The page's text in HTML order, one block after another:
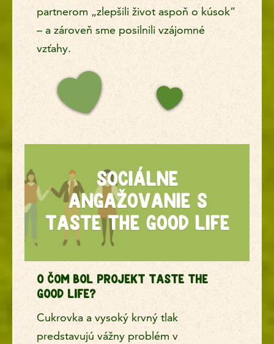
partnerom „zlepšili život aspoň o kúsok“
– a zároveň sme posilnili vzájomné
vzťahy.
SOCIÁLNE
SOCIÁLNE
ANGAŽOVANIE S
TASTE THE GOOD LIFE
O ČOM BOL PROJEKT TASTE THE
GOOD LIFE?
Cukrovka a vysoký krvný tlak
predstavujú vážny problém v